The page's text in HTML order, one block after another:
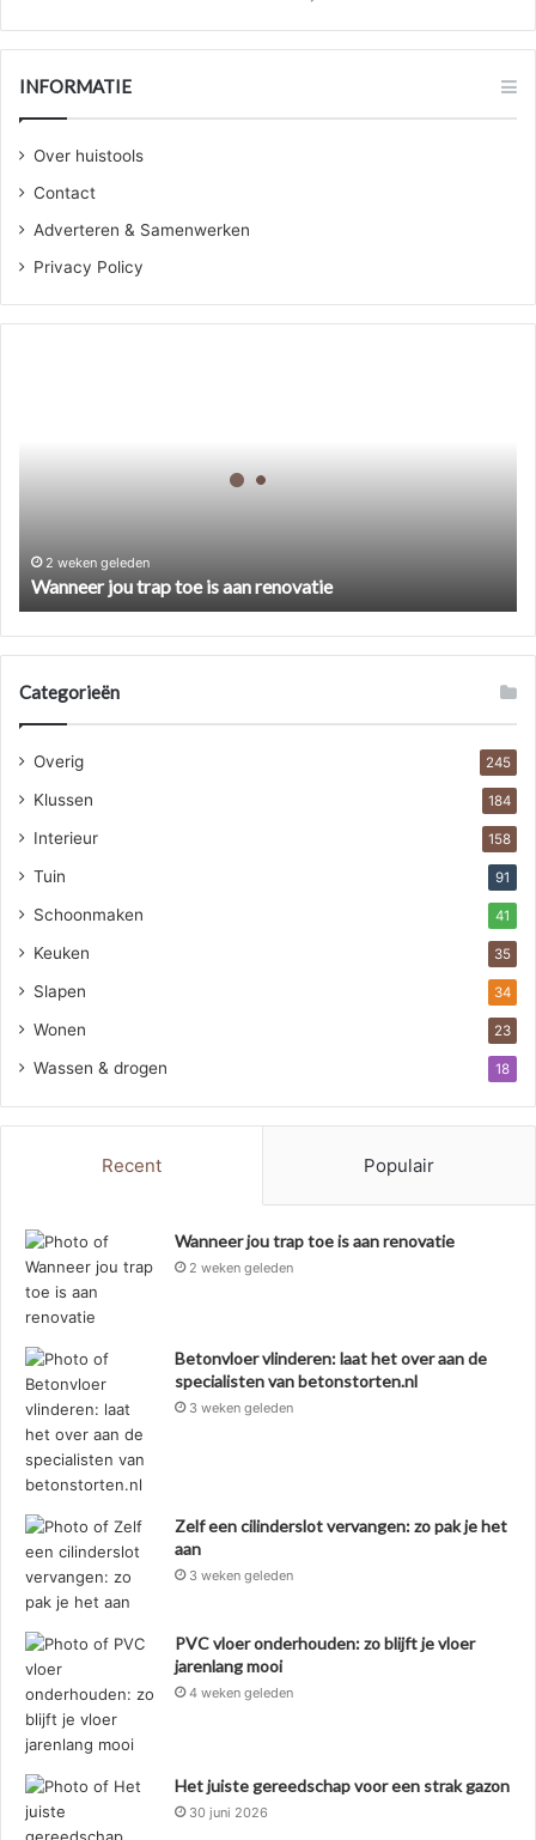
INFORMATIE
Over huistools
Contact
Adverteren & Samenwerken
Privacy Policy
2 weken geleden
Wanneer jou trap toe is aan renovatie
Categorieën
Overig 245
Klussen 184
Interieur 158
Tuin 91
Schoonmaken 41
Keuken 35
Slapen 34
Wonen 23
Wassen & drogen 18
Recent Populair
Wanneer jou trap toe is aan renovatie
2 weken geleden
Betonvloer vlinderen: laat het over aan de
specialisten van betonstorten.nl
3 weken geleden
Zelf een cilinderslot vervangen: zo pak je het
aan
3 weken geleden
PVC vloer onderhouden: zo blijft je vloer
jarenlang mooi
4 weken geleden
Het juiste gereedschap voor een strak gazon
30 juni 2026